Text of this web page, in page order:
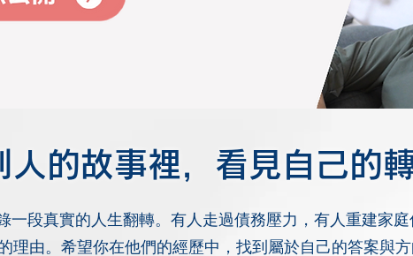
人的故事裡，看見自己的
一段真實的人生翻轉。有人走過債務壓力，有人重建家
理由。希望你在他們的經歷中，找到屬於自己的答案與方